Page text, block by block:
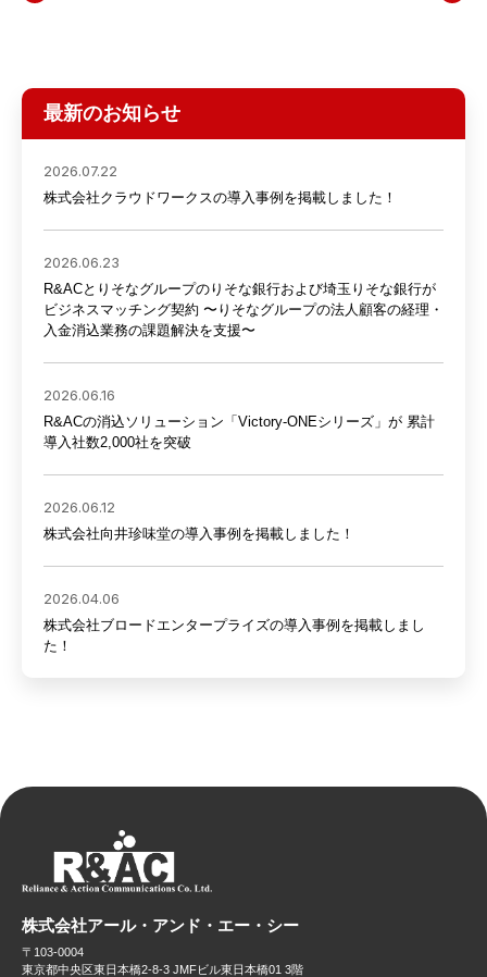
最新のお知らせ
2026.07.22
株式会社クラウドワークスの導入事例を掲載しました！
2026.06.23
R&ACとりそなグループのりそな銀行および埼玉りそな銀行が
ビジネスマッチング契約 〜りそなグループの法人顧客の経理・
入金消込業務の課題解決を支援〜
2026.06.16
R&ACの消込ソリューション「Victory-ONEシリーズ」が 累計
導入社数2,000社を突破
2026.06.12
株式会社向井珍味堂の導入事例を掲載しました！
2026.04.06
株式会社ブロードエンタープライズの導入事例を掲載しまし
た！
株式会社アール・アンド・エー・シー
〒103-0004
東京都中央区東日本橋2-8-3 JMFビル東日本橋01 3階